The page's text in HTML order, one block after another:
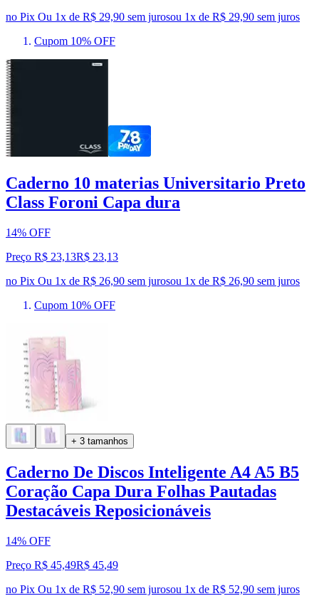
no Pix Ou 1x de R$ 29,90 sem jurosou 1x de R$ 29,90 sem juros
Cupom 10% OFF
Caderno 10 materias Universitario Preto
Class Foroni Capa dura
14% OFF
Preço R$ 23,13R$ 23,13
no Pix Ou 1x de R$ 26,90 sem jurosou 1x de R$ 26,90 sem juros
Cupom 10% OFF
+ 3 tamanhos
Caderno De Discos Inteligente A4 A5 B5
Coração Capa Dura Folhas Pautadas
Destacáveis Reposicionáveis
14% OFF
Preço R$ 45,49R$ 45,49
no Pix Ou 1x de R$ 52,90 sem jurosou 1x de R$ 52,90 sem juros